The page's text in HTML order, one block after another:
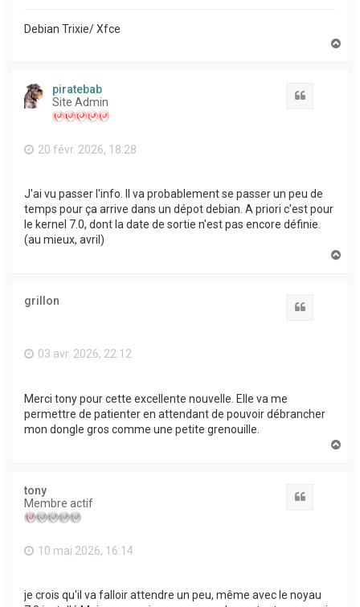
Debian Trixie/ Xfce
piratebab
Site Admin
20 févr. 2026, 18:28
J'ai vu passer l'info. Il va probablement se passer un peu de
temps pour ça arrive dans un dépot debian. A priori c'est pour
le kernel 7.0, dont la date de sortie n'est pas encore définie.
(au mieux, avril)
grillon
03 avr. 2026, 22:12
Merci tony pour cette excellente nouvelle. Elle va me
permettre de patienter en attendant de pouvoir débrancher
mon dongle gros comme une petite grenouille.
tony
Membre actif
10 mai 2026, 16:14
je crois qu'il va falloir attendre un peu, même avec le noyau